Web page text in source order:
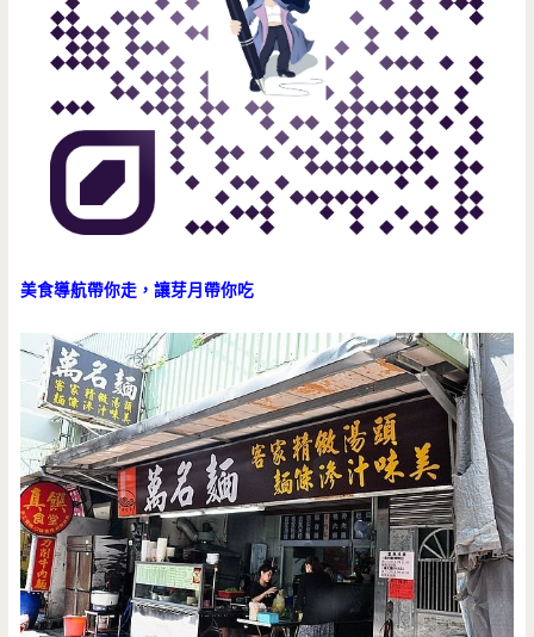
美食導航帶你走，讓芽月帶你吃